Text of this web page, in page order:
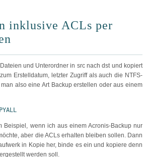
inklusive ACLs per
und Unterordner in src nach dst und kopiert
Erstelldatum, letzter Zugriff als auch die NTFS-
also eine Art Backup erstellen oder aus einem
Beispiel, wenn ich aus einem Acronis-Backup nur
aber die ACLs erhalten bleiben sollen. Dann
in Kopie her, binde es ein und kopiere denn
werden soll.